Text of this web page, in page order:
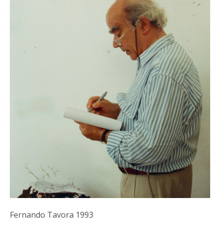
Fernando Tavora 1993